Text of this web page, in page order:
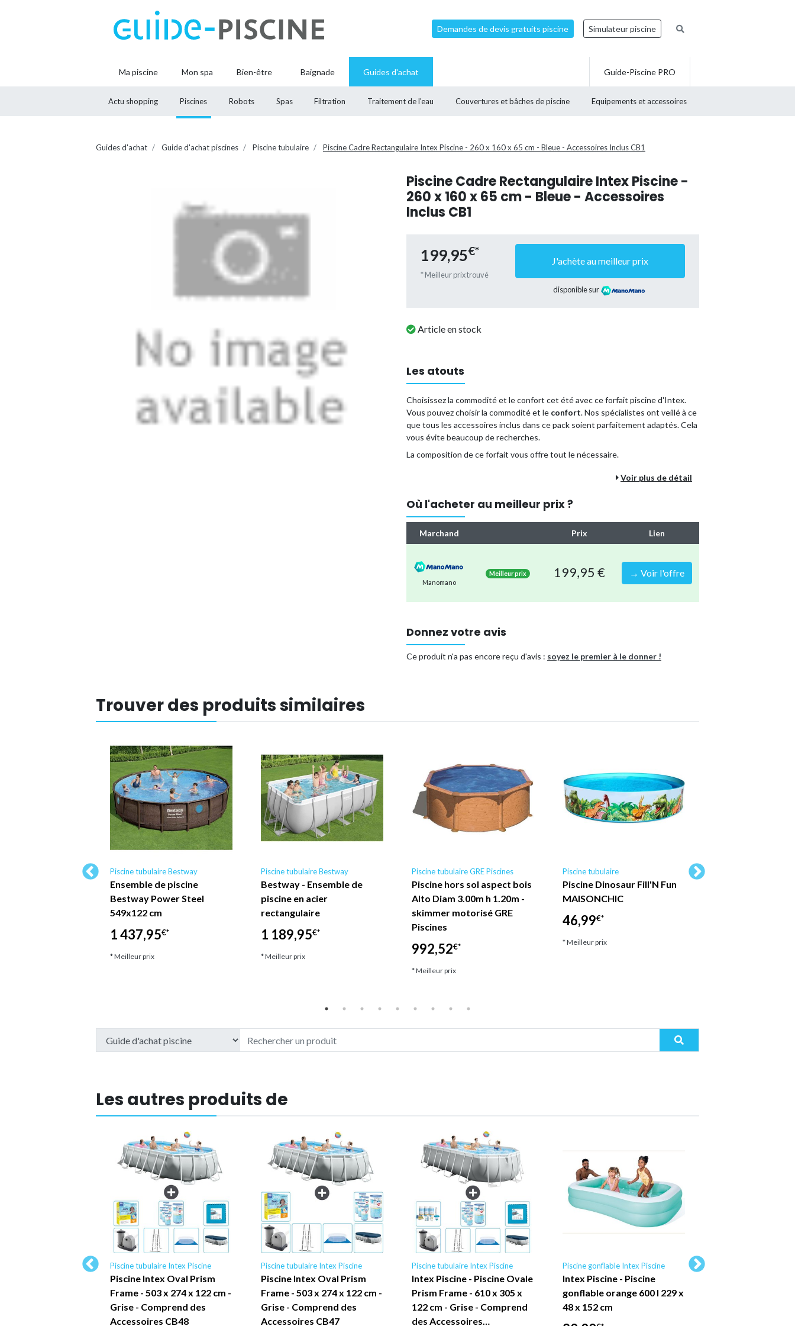
Demandes de devis gratuits piscine Simulateur piscine
Ma piscine Mon spa Bien-être Baignade Guides d'achat
Actu shopping Piscines Robots Spas Filtration Traitement de l'eau Couvertures et bâches de piscine Equipements et accessoires
Guide-Piscine PRO
Guides d'achat Guide d'achat piscines Piscine tubulaire Piscine Cadre Rectangulaire Intex Piscine - 260 x 160 x 65 cm - Bleue - Accessoires Inclus CB1
Piscine Cadre Rectangulaire Intex Piscine -
260 x 160 x 65 cm - Bleue - Accessoires
Inclus CB1
199,95€*
* Meilleur prix trouvé
J'achète au meilleur prix
disponible sur
Article en stock
Les atouts
Choisissez la commodité et le confort cet été avec ce forfait piscine d'Intex.
Vous pouvez choisir la commodité et le confort. Nos spécialistes ont veillé à ce
que tous les accessoires inclus dans ce pack soient parfaitement adaptés. Cela
vous évite beaucoup de recherches.
La composition de ce forfait vous offre tout le nécessaire.
séparément.
En commandant ce colis en une seule fois, vous optez pour une méthode
d'expédition plus durable. En effet, il est envoyé en une seule fois au lieu
de plusieurs envois séparés.
Vous êtes assuré que tous les accessoires s'emboîtent correctement.
Donc pas de soucis !
Comprend une bâche solide pour éviter la saleté et maintenir la chaleur.
Voir plus de détail
Où l'acheter au meilleur prix ?
Marchand Prix Lien
Manomano
Meilleur prix 199,95 € → Voir l'offre
Donnez votre avis
Ce produit n'a pas encore reçu d'avis : soyez le premier à le donner !
Trouver des produits similaires
Piscine tubulaire Bestway
Ensemble de piscine
Bestway Power Steel
549x122 cm
1 437,95€*
* Meilleur prix
Piscine tubulaire Bestway
Bestway - Ensemble de
piscine en acier
rectangulaire
1 189,95€*
* Meilleur prix
Piscine tubulaire GRE Piscines
Piscine hors sol aspect bois
Alto Diam 3.00m h 1.20m -
skimmer motorisé GRE
Piscines
992,52€*
* Meilleur prix
Piscine tubulaire
Piscine Dinosaur Fill'N Fun
MAISONCHIC
46,99€*
* Meilleur prix
Les autres produits de
Piscine tubulaire Intex Piscine
Piscine Intex Oval Prism
Frame - 503 x 274 x 122 cm -
Grise - Comprend des
Accessoires CB48
Piscine tubulaire Intex Piscine
Piscine Intex Oval Prism
Frame - 503 x 274 x 122 cm -
Grise - Comprend des
Accessoires CB47
Piscine tubulaire Intex Piscine
Intex Piscine - Piscine Ovale
Prism Frame - 610 x 305 x
122 cm - Grise - Comprend
des Accessoires…
Piscine gonflable Intex Piscine
Intex Piscine - Piscine
gonflable orange 600 l 229 x
48 x 152 cm